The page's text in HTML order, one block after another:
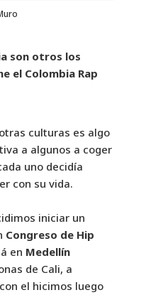
son otros los
el Colombia Rap
culturas es algo
a algunos a coger
uno decidía
con su vida.
iniciar un
Congreso de Hip
en Medellín
de Cali, a
el hicimos luego